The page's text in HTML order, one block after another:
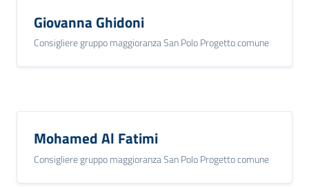
Giovanna Ghidoni
Consigliere gruppo maggioranza San Polo Progetto comune
Mohamed Al Fatimi
Consigliere gruppo maggioranza San Polo Progetto comune